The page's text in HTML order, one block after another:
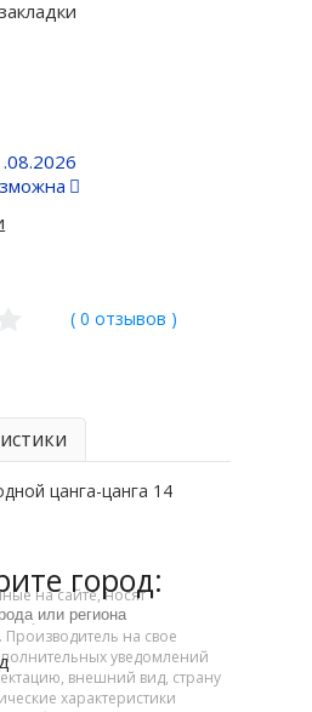
( 0 отзывов )
цанга-цанга 14
на сайте, носят
и не являются
на свое
уведомлений
внешний вид, страну
характеристики
город: